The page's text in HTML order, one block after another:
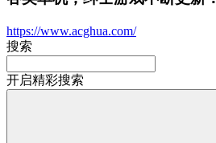
https://www.acghua.com/
搜索
开启精彩搜索